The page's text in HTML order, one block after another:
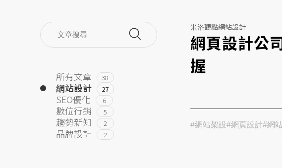
所有文章 38
網站設計 27
SEO優化 6
數位行銷 5
趨勢新知 2
品牌設計 2
米洛觀點網站設計
網頁設計公
握
#網站架設#網頁設計#網